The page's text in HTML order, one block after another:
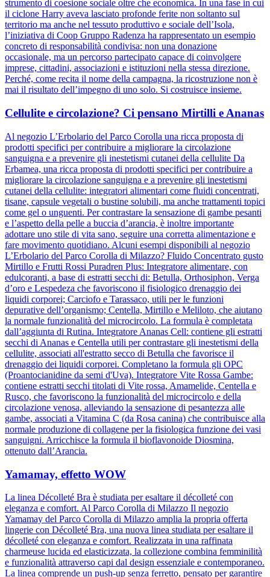
strumento di coesione sociale oltre che economica. In una fase in cui
il ciclone Harry aveva lasciato profonde ferite non soltanto sul
territorio ma anche nel tessuto produttivo e sociale dell’Isola,
l’iniziativa di Coop Gruppo Radenza ha rappresentato un esempio
concreto di responsabilità condivisa: non una donazione
occasionale, ma un percorso partecipato capace di coinvolgere
imprese, cittadini, associazioni e istituzioni nella stessa direzione.
Perché, come recita il nome della campagna, la ricostruzione non è
mai il risultato dell’impegno di uno solo. Si costruisce insieme.
Cellulite e circolazione? Ci pensano Mirtilli e Ananas
Al negozio L’Erbolario del Parco Corolla una ricca proposta di
prodotti specifici per contribuire a migliorare la circolazione
sanguigna e a prevenire gli inestetismi cutanei della cellulite Da
Erbamea, una ricca proposta di prodotti specifici per contribuire a
migliorare la circolazione sanguigna e a prevenire gli inestetismi
cutanei della cellulite: integratori alimentari come fluidi concentrati,
tisane, capsule vegetali o bustine solubili, ma anche trattamenti topici
come gel o unguenti. Per contrastare la sensazione di gambe pesanti
e l’aspetto della pelle a buccia d’arancia, è inoltre importante
adottare uno stile di vita sano, seguire una corretta alimentazione e
fare movimento quotidiano. Alcuni esempi disponibili al negozio
L’Erbolario del Parco Corolla di Milazzo? Fluido Concentrato gusto
Mirtillo e Frutti Rossi Puradren Plus: Integratore alimentare, con
edulcoranti, a base di estratti secchi di: Betulla, Orthosiphon, Verga
d’oro e Lespedeza che favoriscono il fisiologico drenaggio dei
liquidi corporei; Carciofo e Tarassaco, utili per le funzioni
depurative dell’organismo; Centella, Mirtillo e Meliloto, che aiutano
la normale funzionalità del microcircolo. La formula è completata
dall’aggiunta di Rutina. Integratore Ananas Cell: contiene gli estratti
secchi di Ananas e Centella utili per contrastare gli inestetismi della
cellulite, associati all'estratto secco di Betulla che favorisce il
drenaggio dei liquidi corporei. Completano la formula gli OPC
(Proantocianidine da semi d'Uva). Integratore Vite Rossa Gambe:
contiene estratti secchi titolati di Vite rossa, Amamelide, Centella e
Rusco, che favoriscono la funzionalità del microcircolo e della
circolazione venosa, alleviando la sensazione di pesantezza alle
gambe, associati a Vitamina C (da Rosa canina) che contribuisce alla
normale produzione di collagene per la fisiologica funzione dei vasi
sanguigni. Arricchisce la formula il bioflavonoide Diosmina,
ottenuto dall’Arancia.
Yamamay, effetto WOW
La linea Décolleté Bra è studiata per esaltare il décolleté con
eleganza e comfort. Al Parco Corolla di Milazzo Il negozio
Yamamay del Parco Corolla di Milazzo amplia la propria offerta
lingerie con Décolleté Bra, una nuova linea studiata per esaltare il
décolleté con eleganza e comfort. Realizzata in una raffinata
charmeuse lucida ed elasticizzata, la collezione combina femminilità
e funzionalità attraverso capi dal design essenziale e contemporaneo.
La linea comprende un push-up senza ferretto, pensato per garantire